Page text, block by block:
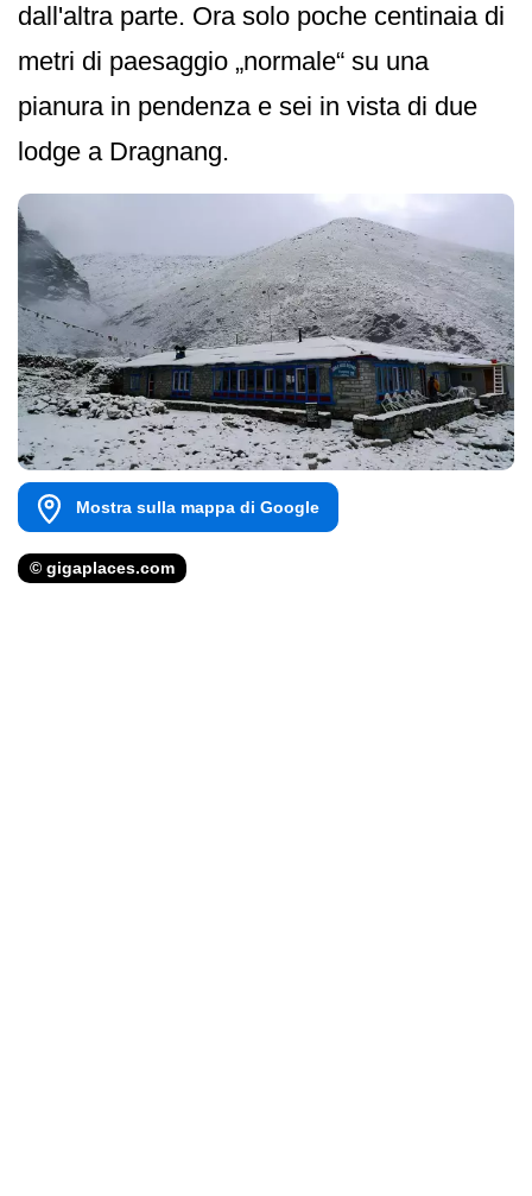
dall'altra parte. Ora solo poche centinaia di
metri di paesaggio „normale“ su una
pianura in pendenza e sei in vista di due
lodge a Dragnang.
Mostra sulla mappa di Google
© gigaplaces.com